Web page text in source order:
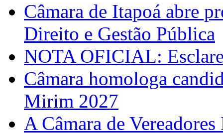
Câmara de Itapoá abre
Direito e Gestão Pública
NOTA OFICIAL:
Câmara homologa
Mirim 2027
A Câmara de